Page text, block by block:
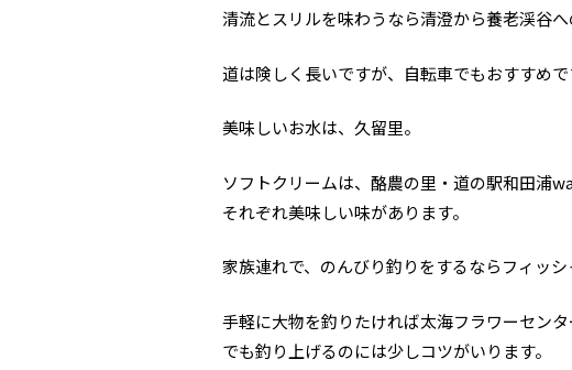
清流とスリルを味わうなら清澄から養老渓谷へ
道は険しく長いですが、自転車でもおすすめで
美味しいお水は、久留里。
ソフトクリームは、酪農の里・道の駅和田浦
それぞれ美味しい味があります。
家族連れで、のんびり釣りをするならフィッシ
手軽に大物を釣りたければ太海フラワーセン
でも釣り上げるのには少しコツがいります。